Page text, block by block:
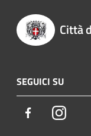
Città
SEGUICI SU
Facebook